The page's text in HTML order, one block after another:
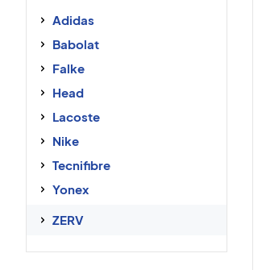
Adidas
Babolat
Falke
Head
Lacoste
Nike
Tecnifibre
Yonex
ZERV